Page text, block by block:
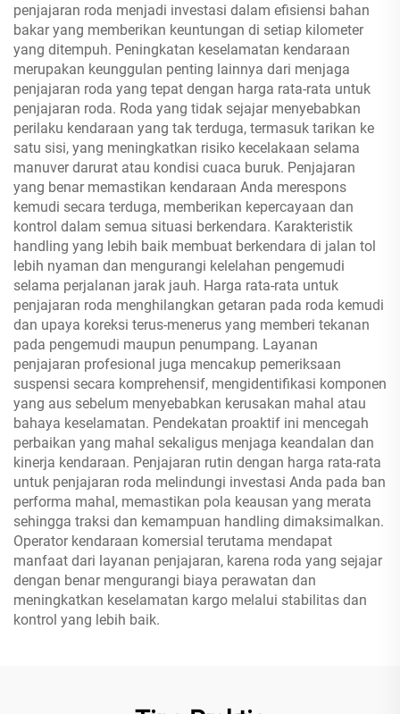
penjajaran roda menjadi investasi dalam efisiensi bahan
bakar yang memberikan keuntungan di setiap kilometer
yang ditempuh. Peningkatan keselamatan kendaraan
merupakan keunggulan penting lainnya dari menjaga
penjajaran roda yang tepat dengan harga rata-rata untuk
penjajaran roda. Roda yang tidak sejajar menyebabkan
perilaku kendaraan yang tak terduga, termasuk tarikan ke
satu sisi, yang meningkatkan risiko kecelakaan selama
manuver darurat atau kondisi cuaca buruk. Penjajaran
yang benar memastikan kendaraan Anda merespons
kemudi secara terduga, memberikan kepercayaan dan
kontrol dalam semua situasi berkendara. Karakteristik
handling yang lebih baik membuat berkendara di jalan tol
lebih nyaman dan mengurangi kelelahan pengemudi
selama perjalanan jarak jauh. Harga rata-rata untuk
penjajaran roda menghilangkan getaran pada roda kemudi
dan upaya koreksi terus-menerus yang memberi tekanan
pada pengemudi maupun penumpang. Layanan
penjajaran profesional juga mencakup pemeriksaan
suspensi secara komprehensif, mengidentifikasi komponen
yang aus sebelum menyebabkan kerusakan mahal atau
bahaya keselamatan. Pendekatan proaktif ini mencegah
perbaikan yang mahal sekaligus menjaga keandalan dan
kinerja kendaraan. Penjajaran rutin dengan harga rata-rata
untuk penjajaran roda melindungi investasi Anda pada ban
performa mahal, memastikan pola keausan yang merata
sehingga traksi dan kemampuan handling dimaksimalkan.
Operator kendaraan komersial terutama mendapat
manfaat dari layanan penjajaran, karena roda yang sejajar
dengan benar mengurangi biaya perawatan dan
meningkatkan keselamatan kargo melalui stabilitas dan
kontrol yang lebih baik.